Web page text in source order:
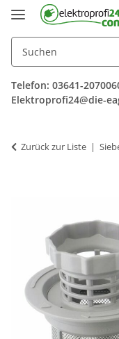
Telefon: 03641-
Elektroprofi24@die-
Zurück zur Liste